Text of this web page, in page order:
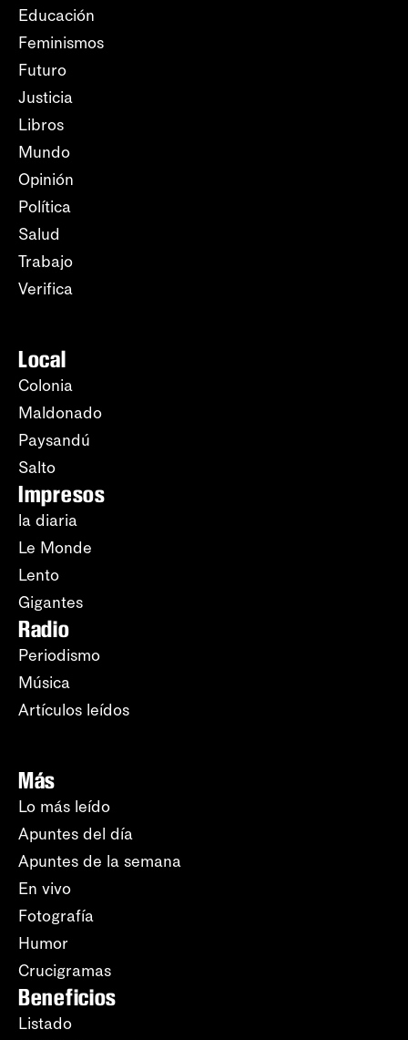
Educación
Feminismos
Futuro
Justicia
Libros
Mundo
Opinión
Política
Salud
Trabajo
Verifica
Local
Colonia
Maldonado
Paysandú
Salto
Impresos
la diaria
Le Monde
Lento
Gigantes
Radio
Periodismo
Música
Artículos leídos
Más
Lo más leído
Apuntes del día
Apuntes de la semana
En vivo
Fotografía
Humor
Crucigramas
Beneficios
Listado